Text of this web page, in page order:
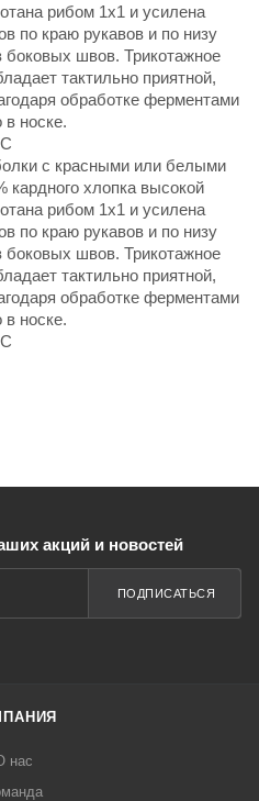
рибом 1х1 и усилена
по краю рукавов и по низу
швов. Трикотажное
тактильно приятной,
обработке ферментами
носке.
с красными или белыми
кардного хлопка высокой
рибом 1х1 и усилена
по краю рукавов и по низу
швов. Трикотажное
тактильно приятной,
обработке ферментами
носке.
акций и новостей
ПОДПИСАТЬСЯ
нас